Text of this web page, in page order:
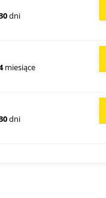
dni
miesiące
dni